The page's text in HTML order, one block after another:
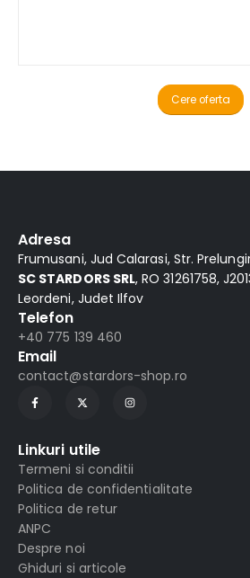
Adresa
Frumusani, Jud Calarasi, Str.
SC STARDORS SRL, RO 31261758,
Leordeni, Judet Ilfov
Telefon
+40 775 139 460
Email
contact@stardors-shop.ro
Linkuri utile
Termeni si conditii
Politica de confidentialitate
Politica de retur
ANPC
Despre noi
Ghiduri si articole